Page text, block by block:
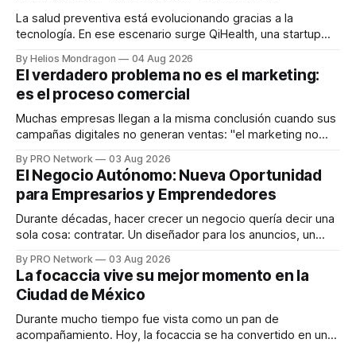
La salud preventiva está evolucionando gracias a la
tecnología. En ese escenario surge QiHealth, una startup
dispositivos inteligentes, inteligencia artificial y monitoreo
en tiempo real para ayudar a las personas a tomar mejores
decisiones sobre su salud metabólica. Su propuesta busca
responder
By Helios Mondragon 04 Aug 2026
El verdadero problema no es el marketing:
es el proceso comercial
Muchas empresas llegan a la misma conclusión cuando sus
campañas digitales no generan ventas: "el marketing no
INTERIUS, el problema suele estar en otro lugar. Durante
una entrevista para el podcast SER PRO, el especialista en
marketing digital explicó que
By PRO Network 03 Aug 2026
El Negocio Autónomo: Nueva Oportunidad
para Empresarios y Emprendedores
Durante décadas, hacer crecer un negocio quería decir una
sola cosa: contratar. Un diseñador para los anuncios, un
para los textos, alguien que supiera de publicidad digital
para encontrar prospectos, un vendedor para atender
llamadas y mensajes, y —con suerte— una persona
By PRO Network 03 Aug 2026
La focaccia vive su mejor momento en la
Ciudad de México
Durante mucho tiempo fue vista como un pan de
acompañamiento. Hoy, la focaccia se ha convertido en uno